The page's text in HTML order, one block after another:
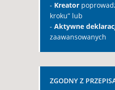
- Kreator
kroku” lub
- Aktywne
zaawansowanych
ZGODNY Z